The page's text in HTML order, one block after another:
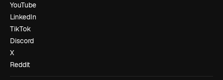
YouTube
LinkedIn
TikTok
Discord
X
Reddit